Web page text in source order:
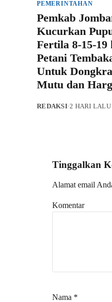
PEMERINTAHAN
Pemkab
Kucurkan
Fertila 8-15-19
Petani
Untuk
Mutu dan
REDAKSI·2 HARI LALU
Tinggalkan
Alamat email
Komentar
Nama *